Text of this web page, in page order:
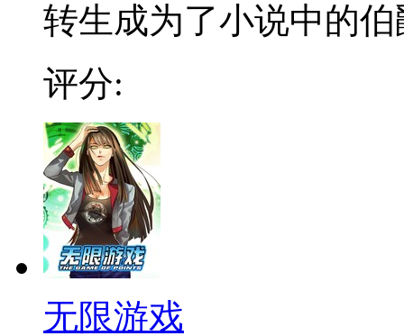
转生成为了小说中的
评分:
无限游戏